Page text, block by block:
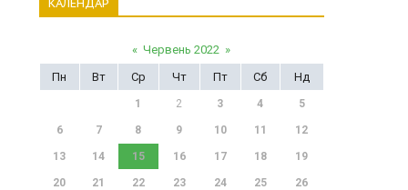
КАЛЕНДАР
« Червень 2022 »
Пн
Вт Ср Чт Пт Сб Нд
1 2 3 4 5
6 7 8 9 10 11 12
13 14 15 16 17 18 19
20 21 22 23 24 25 26